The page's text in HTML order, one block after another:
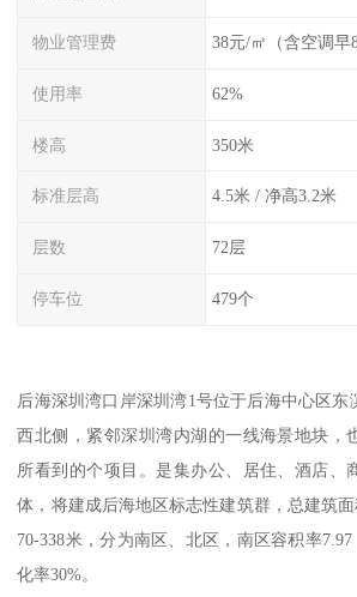
物业管理费 38元/㎡（含空调早8
使用率 62%
楼高 350米
标准层高 4.5米 / 净高3.2米
层数 72层
停车位 479个
后海深圳湾口岸深圳湾1号位于后海中心区东
西北侧，紧邻深圳湾内湖的一线海景地块，
所看到的个项目。是集办公、居住、酒店、
体，将建成后海地区标志性建筑群，总建筑
70-338米，分为南区、北区，南区容积率
化率30%。